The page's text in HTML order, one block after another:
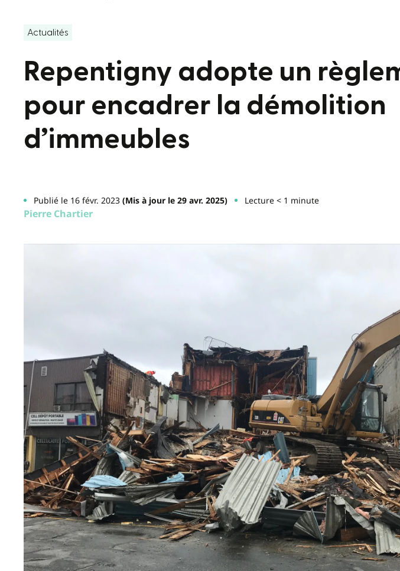
Actualités
Repentigny adopte un
pour encadrer la démolition
d’immeubles
Publié le 16 févr. 2023(Mis à jour le 29 avr. 2025) Lecture < 1 minute
Pierre Chartier